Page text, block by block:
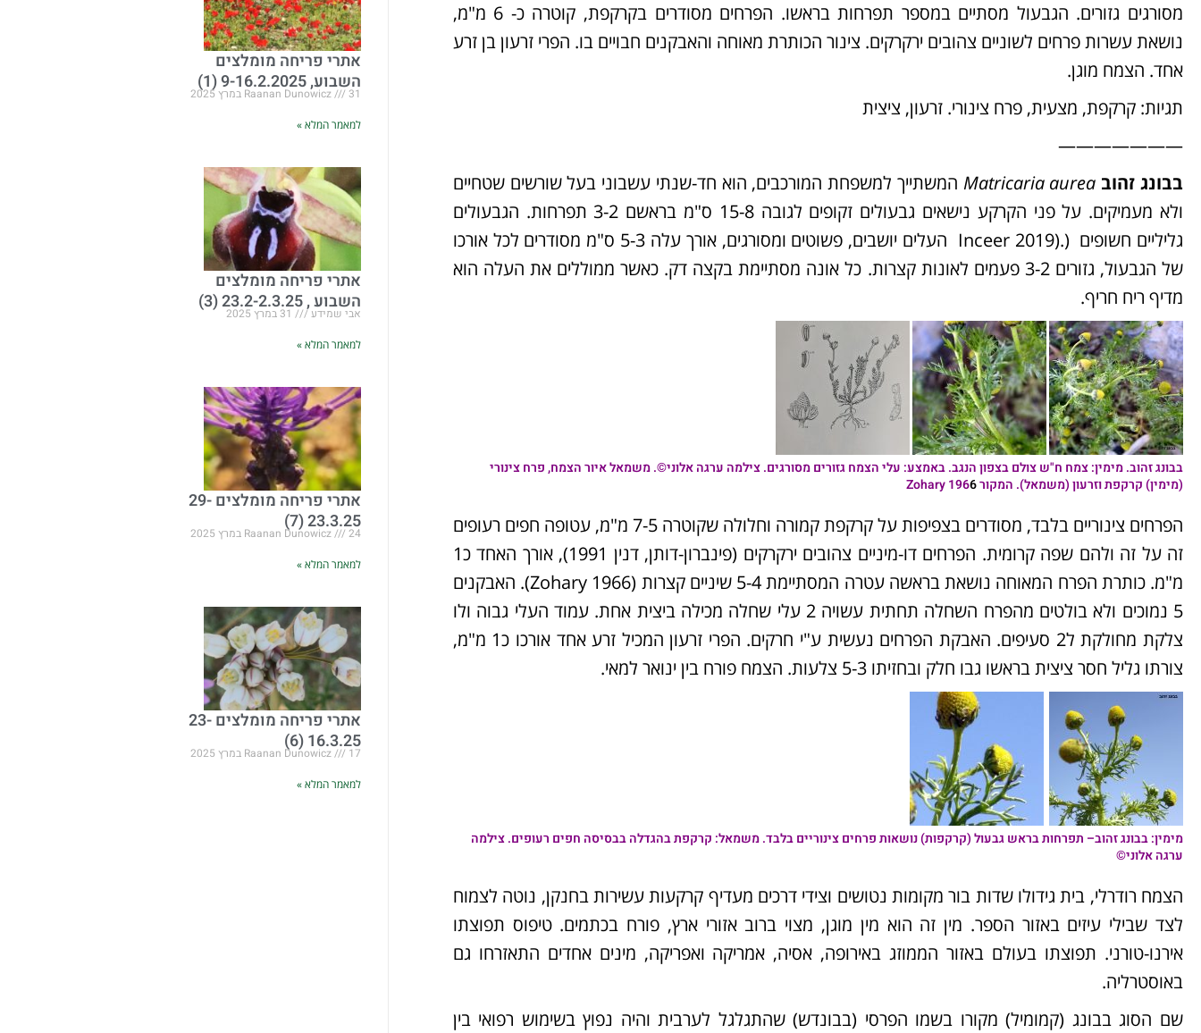
מסורגים גזורים. הגבעול מסתיים במספר תפרחות בראשו. הפרחים מסודרים בקרקפת, קוטרה כ- 6 מ"מ,
נושאת עשרות פרחים לשוניים צהובים ירקרקים. צינור הכותרת מאוחה והאבקנים חבויים בו. הפרי זרעון בן זרע
אחד. הצמח מוגן.
תגיות: קרקפת, מצעית, פרח צינורי. זרעון, ציצית
———————
בבונג זהוב Matricaria aurea המשתייך למשפחת המורכבים, הוא חד-שנתי עשבוני בעל שורשים שטחיים
ולא מעמיקים. על פני הקרקע נישאים גבעולים זקופים לגובה 15-8 ס"מ בראשם 3-2 תפרחות. הגבעולים
גליליים חשופים (.(Inceer 2019 העלים יושבים, פשוטים ומסורגים, אורך עלה 5-3 ס"מ מסודרים לכל אורכו
של הגבעול, גזורים 3-2 פעמים לאונות קצרות. כל אונה מסתיימת בקצה דק. כאשר ממוללים את העלה הוא
מדיף ריח חריף.
בבונג זהוב. מימין: צמח ח"ש צולם בצפון הנגב. באמצע: עלי הצמח גזורים מסורגים. צילמה ערגה אלוני©. משמאל איור הצמח, פרח צינורי
(מימין) קרקפת וזרעון (משמאל). המקור Zohary 1966
הפרחים צינוריים בלבד, מסודרים בצפיפות על קרקפת קמורה וחלולה שקוטרה 7-5 מ"מ, עטופה חפים רעופים
זה על זה ולהם שפה קרומית. הפרחים דו-מיניים צהובים ירקרקים (פינברון-דותן, דנין 1991), אורך האחד כ1
מ"מ. כותרת הפרח המאוחה נושאת בראשה עטרה המסתיימת 5-4 שיניים קצרות (Zohary 1966). האבקנים
5 נמוכים ולא בולטים מהפרח השחלה תחתית עשויה 2 עלי שחלה מכילה ביצית אחת. עמוד העלי גבוה ולו
צלקת מחולקת ל2 סעיפים. האבקת הפרחים נעשית ע"י חרקים. הפרי זרעון המכיל זרע אחד אורכו כ1 מ"מ,
צורתו גליל חסר ציצית בראשו גבו חלק ובחזיתו 5-3 צלעות. הצמח פורח בין ינואר למאי.
מימין:בבונג זהוב– תפרחות בראש גבעול (קרקפות) נושאות פרחים צינוריים בלבד. משמאל: קרקפת בהגדלה בבסיסה חפים רעופים. צילמה
ערגה אלוני©
הצמח רודרלי, בית גידולו שדות בור מקומות נטושים וצידי דרכים מעדיף קרקעות עשירות בחנקן, נוטה לצמוח
לצד שבילי עיזים באזור הספר. מין זה הוא מין מוגן, מצוי ברוב אזורי ארץ, פורח בכתמים. טיפוס תפוצתו
אירנו-טורני. תפוצתו בעולם באזור הממוזג באירופה, אסיה, אמריקה ואפריקה, מינים אחדים התאזרחו גם
באוסטרליה.
שם הסוג בבונג (קמומיל) מקורו בשמו הפרסי (בבונדש) שהתגלגל לערבית והיה נפוץ בשימוש רפואי בין
אתרי פריחה מומלצים
השבוע, 9-16.2.2025 (1)Raanan Dunowicz 31 במרץ 2025
למאמר המלא »
אתרי פריחה מומלצים
השבוע , 23.2-2.3.25 (3)
אבי שמידע
למאמר המלא »
אתרי פריחה מומלצים 29-
23.3.25 (7)
Raanan Dunowicz 24 במרץ 2025
למאמר המלא »
אתרי פריחה מומלצים 23-
16.3.25 (6)
Raanan Dunowicz 17 במרץ 2025
למאמר המלא »